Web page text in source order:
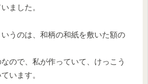
ました。
うのは、和柄の和紙を敷いた額の
ので、私が作っていて、けっこう
います。